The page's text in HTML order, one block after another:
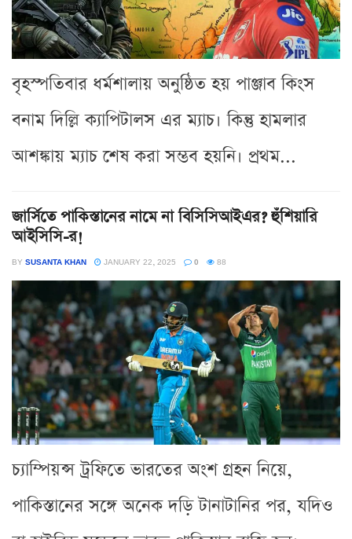
বৃহস্পতিবার ধর্মশালায় অনুষ্ঠিত হয় পাঞ্জাব কিংস
বনাম দিল্লি ক্যাপিটালস এর ম্যাচ। কিন্তু হামলার
আশঙ্কায় ম্যাচ শেষ করা সম্ভব হয়নি। প্রথম...
জার্সিতে পাকিস্তানের নামে না বিসিসিআইএর? হুঁশিয়ারি
আইসিসি-র!
BY SUSANTA KHAN JANUARY 22, 2025 0 88
চ্যাম্পিয়ন্স ট্রফিতে ভারতের অংশ গ্রহন নিয়ে,
পাকিস্তানের সঙ্গে অনেক দড়ি টানাটানির পর, যদিও